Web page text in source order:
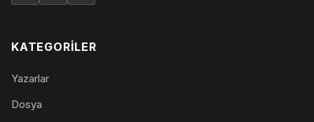
KATEGORILER
Yazarlar
Dosya